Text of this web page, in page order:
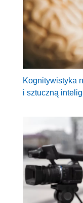
Kognitywistyka
i sztuczną